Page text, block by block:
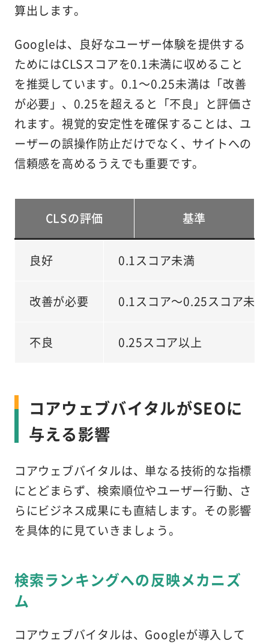
算出します。
Googleは、良好なユーザー体験を提供する
ためにはCLSスコアを0.1未満に収めること
を推奨しています。0.1～0.25未満は「改善
が必要」、0.25を超えると「不良」と評価さ
れます。視覚的安定性を確保することは、ユ
ーザーの誤操作防止だけでなく、サイトへの
信頼感を高めるうえでも重要です。
CLSの評価 基準
良好 0.1スコア未満
改善が必要 0.1スコア～0.25スコア未満
不良 0.25スコア以上
コアウェブバイタルがSEOに
与える影響
コアウェブバイタルは、単なる技術的な指標
にとどまらず、検索順位やユーザー行動、さ
らにビジネス成果にも直結します。その影響
を具体的に見ていきましょう。
検索ランキングへの反映メカニズ
ム
コアウェブバイタルは、Googleが導入して